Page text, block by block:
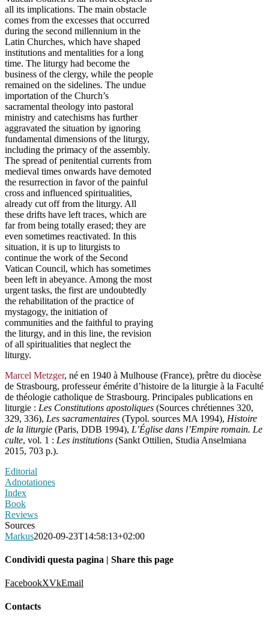
all its implications. The main obstacle
comes from the excesses that occurred
during the second millennium in the
Latin Churches, which have shaped
institutions and mentalities for a long
time. The liturgy had become the
business of the clergy, while the people
remained on the sidelines. The undue
importation of the Church’s
sacramental theology into pastoral
ministry and catechisms has further
aggravated the situation by ignoring
fundamental dimensions of the liturgy,
including the primacy of the assembly.
The spread of penitential currents from
medieval times onwards have demoted
the resurrection in favor of the painful
cross and influenced spiritualities,
already cut off from the liturgy. All
these drifts have left traces, which are
far from being totally erased; they are
even sometimes reactivated. In this
situation, it is up to liturgists to
continue the work of the Second
Vatican Council, which has sometimes
been left in abeyance. Among the most
urgent tasks, the first are undoubtedly
the rehabilitation of the practice of
mystagogy, the initiation of
communities and the faithful to praying
the liturgy, and in this line, the revision
of all spiritualities that neglect the
liturgy.
Marcel Metzger, né en 1940 à Mulhouse (France), prêtre du diocèse
de Strasbourg, professeur émérite d’histoire de la liturgie à la Faculté
de théologie catholique de Strasbourg. Principales publications en
liturgie : Les Constitutions apostoliques (Sources chrétiennes 320,
329, 336), Les sacramentaires (Typol. sources MA 1994), Histoire
de la liturgie (Paris, DDB 1994), L’Église dans l’Empire romain. Le
culte, vol. 1 : Les institutions (Sankt Ottilien, Studia Anselmiana
2015, 703 p.).
Editorial
Adnotationes
Index
Book
Reviews
Sources
Markus2020-09-23T14:58:13+02:00
Condividi questa pagina | Share this page
FacebookXVkEmail
Contacts